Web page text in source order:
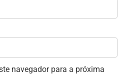
navegador para a próxima